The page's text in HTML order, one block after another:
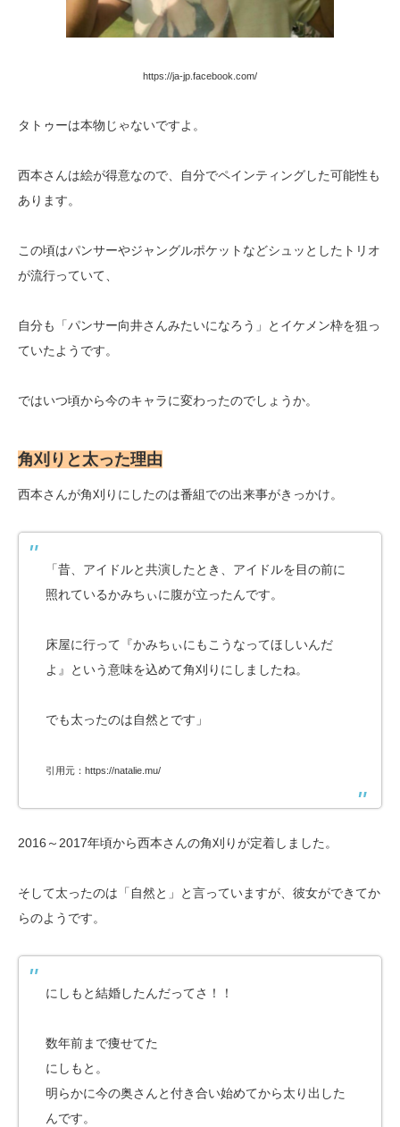
https://ja-jp.facebook.com/
タトゥーは本物じゃないですよ。
西本さんは絵が得意なので、自分でペインティングした可能性も
あります。
この頃はパンサーやジャングルポケットなどシュッとしたトリオ
が流行っていて、
自分も「パンサー向井さんみたいになろう」とイケメン枠を狙っ
ていたようです。
ではいつ頃から今のキャラに変わったのでしょうか。
角刈りと太った理由
西本さんが角刈りにしたのは番組での出来事がきっかけ。
「昔、アイドルと共演したとき、アイドルを目の前に
照れているかみちぃに腹が立ったんです。
床屋に行って『かみちぃにもこうなってほしいんだ
よ』という意味を込めて角刈りにしましたね。
でも太ったのは自然とです」
引用元：https://natalie.mu/
2016～2017年頃から西本さんの角刈りが定着しました。
そして太ったのは「自然と」と言っていますが、彼女ができてか
らのようです。
にしもと結婚したんだってさ！！
数年前まで痩せてた
にしもと。
明らかに今の奥さんと付き合い始めてから太り出した
んです。